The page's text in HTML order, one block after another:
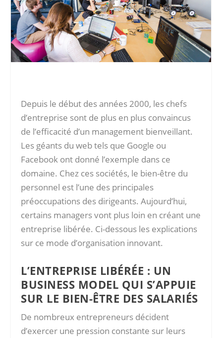
Depuis le début des années 2000, les chefs
d’entreprise sont de plus en plus convaincus
de l’efficacité d’un management bienveillant.
Les géants du web tels que Google ou
Facebook ont donné l’exemple dans ce
domaine. Chez ces sociétés, le bien-être du
personnel est l’une des principales
préoccupations des dirigeants. Aujourd’hui,
certains managers vont plus loin en créant une
entreprise libérée. Ci-dessous les explications
sur ce mode d’organisation innovant.
L’ENTREPRISE LIBÉRÉE : UN
BUSINESS MODEL QUI S’APPUIE
SUR LE BIEN-ÊTRE DES SALARIÉS
De nombreux entrepreneurs décident
d’exercer une pression constante sur leurs